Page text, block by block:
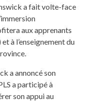
a fait volte-face
aux apprenants
à l’enseignement du
a annoncé son
a participé à
son appui au